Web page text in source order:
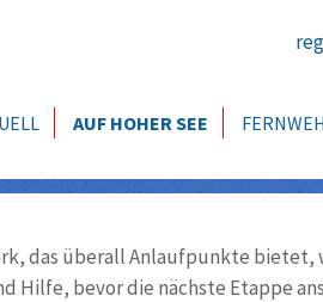
AUF HOHER SEE FERNWEH
das überall Anlaufpunkte bietet,
Hilfe, bevor die nächste Etappe